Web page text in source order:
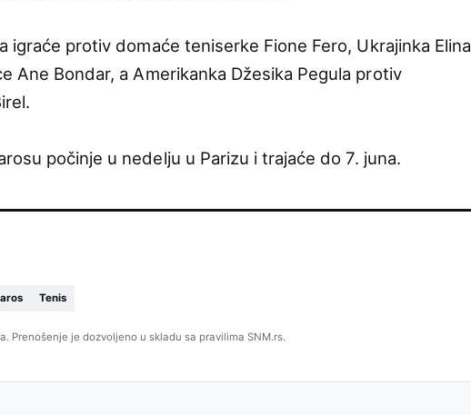
igraće protiv domaće teniserke Fione Fero, Ukrajinka Elina
Ane Bondar, a Amerikanka Džesika Pegula protiv
počinje u nedelju u Parizu i trajaće do 7. juna.
Tenis
Prenošenje je dozvoljeno u skladu sa pravilima SNM.rs.